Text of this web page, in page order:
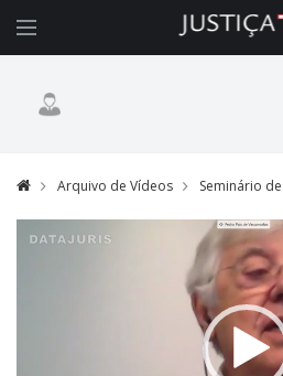
Arquivo de Vídeos Seminário
Video